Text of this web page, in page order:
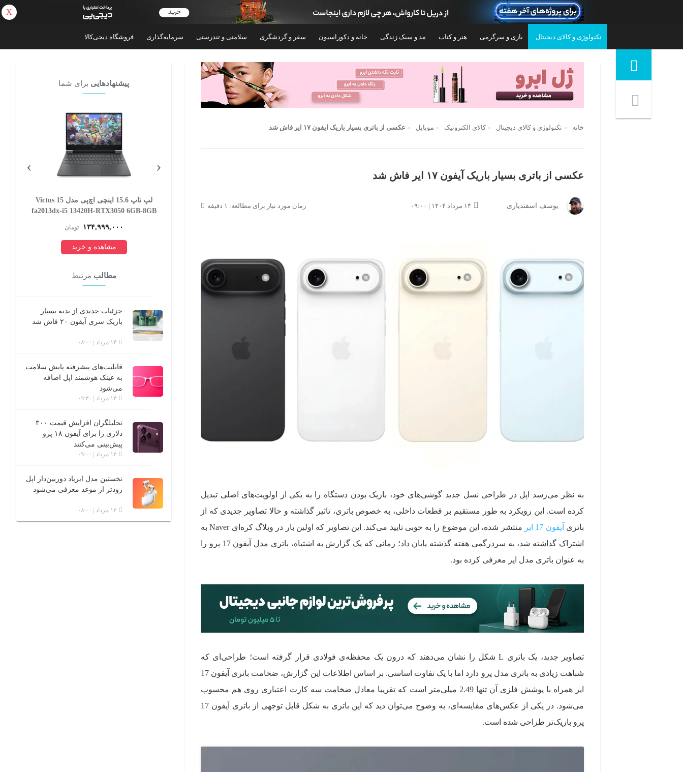
تکنولوژی و کالای دیجیتال بازی و سرگرمی هنر و کتاب مد و سبک زندگی خانه و دکوراسیون سفر و گردشگری سلامتی و تندرستی سرمایه‌گذاری فروشگاه دیجی‌کالا
منوی ناوبری خرده نان
خانه تکنولوژی و کالای دیجیتال کالای الکترونیک موبایل عکسی از باتری بسیار باریک آیفون ۱۷ ایر فاش شد
عکسی از باتری بسیار باریک آیفون ۱۷ ایر فاش شد
یوسف اسفندیاری ۱۴ مرداد ۱۴۰۴ | ۰۹:۰۰ زمان مورد نیاز برای مطالعه: ۱ دقیقه
به نظر می‌رسد اپل در طراحی نسل جدید گوشی‌های خود، باریک بودن دستگاه را به یکی از اولویت‌های اصلی تبدیل
کرده است. این رویکرد به طور مستقیم بر قطعات داخلی، به خصوص باتری، تاثیر گذاشته و حالا تصاویر جدیدی که از
باتری آیفون 17 ایر
منتشر شده، این موضوع را به خوبی تایید می‌کند. این تصاویر که اولین بار در وبلاگ کره‌ای Naver به
اشتراک گذاشته شد، به سردرگمی هفته گذشته پایان داد؛ زمانی که یک گزارش به اشتباه، باتری مدل آیفون 17 پرو را
به عنوان باتری مدل ایر معرفی کرده بود.
تصاویر جدید، یک باتری L شکل را نشان می‌دهند که درون یک محفظه‌ی فولادی قرار گرفته است؛ طراحی‌ای که
شباهت زیادی به باتری مدل پرو دارد اما با یک تفاوت اساسی. بر اساس اطلاعات این گزارش، ضخامت باتری آیفون 17
ایر همراه با پوشش فلزی آن تنها 2.49 میلی‌متر است که تقریبا معادل ضخامت سه کارت اعتباری روی هم محسوب
می‌شود. در یکی از عکس‌های مقایسه‌ای، به وضوح می‌توان دید که این باتری به شکل قابل توجهی از باتری آیفون 17
پرو باریک‌تر طراحی شده است.
پیشنهادهایی برای شما
15IRH10-i7 13620H-16GB DDR5 4800MHz-
fa2082wm-i5 13420H-RTX4050 6GB-16GB
لپ تاپ 15.6 اینچی اچ‌پی مدل Victus 15
fa2013dx-i5 13420H-RTX3050 6GB-8GB
۱۳۴,۹۹۹,۰۰۰ تومان
مشاهده و خرید
‹
›
مطالب مرتبط
جزئیات جدیدی از بدنه بسیار
باریک سری آیفون ۲۰ فاش شد
۱۴ مرداد | ۰۸:۰۰
قابلیت‌های پیشرفته پایش سلامت
به عینک هوشمند اپل اضافه
می‌شود
۱۳ مرداد | ۰۹:۳۰
تحلیلگران افزایش قیمت ۳۰۰
دلاری را برای آیفون ۱۸ پرو
پیش‌بینی می‌کنند
۱۳ مرداد | ۰۹:۰۰
نخستین مدل ایرپاد دوربین‌دار اپل
زودتر از موعد معرفی می‌شود
۱۳ مرداد | ۰۸:۰۰
X